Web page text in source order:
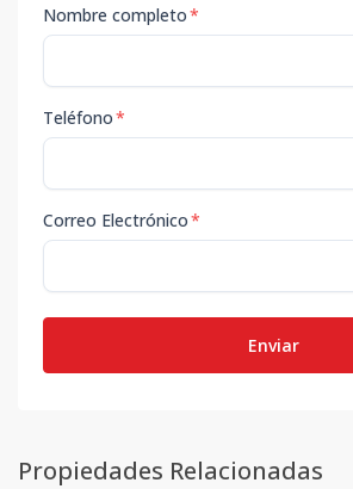
Nombre completo*
Teléfono*
Correo Electrónico*
Enviar
Propiedades Relacionadas